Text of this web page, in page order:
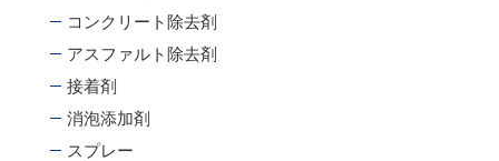
コンクリート除去剤
アスファルト除去剤
接着剤
消泡添加剤
スプレー